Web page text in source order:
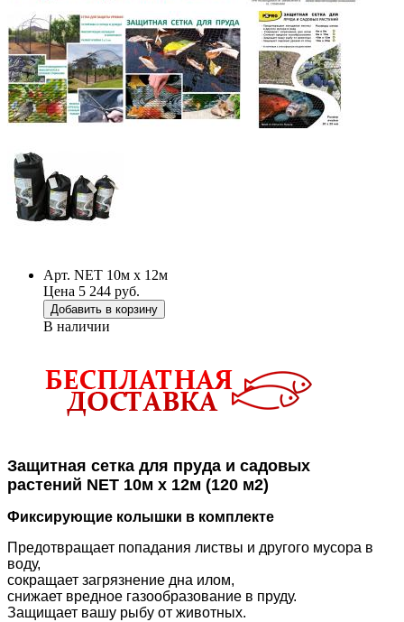
Арт. NET 10м х 12м
Цена 5 244 руб.
Добавить в корзину
В наличии
Защитная сетка для пруда и садовых
растений NET 10м х 12м (120 м2)
Фиксирующие колышки в комплекте
Предотвращает попадания листвы и другого мусора в
воду,
сокращает загрязнение дна илом,
снижает вредное газообразование в пруду.
Защищает вашу рыбу от животных.